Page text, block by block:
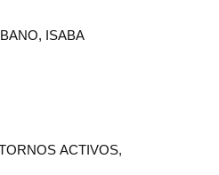
ISABA
ACTIVOS,